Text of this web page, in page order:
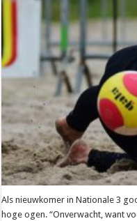
Als nieuwkomer in Nationale 3
hoge ogen. “Onverwacht, want